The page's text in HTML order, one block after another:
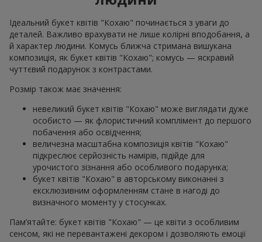
Ідеальний букет квітів "Кохаю" починається з уваги до
деталей. Важливо врахувати не лише колірні вподобання, а
й характер людини. Комусь ближча стримана вишукана
композиція, як букет квітів "Кохаю"; комусь — яскравий
чуттєвий подарунок з контрастами.
Розмір також має значення:
невеликий букет квітів "Кохаю" може виглядати дуже
особисто — як флористичний комплімент до першого
побачення або освідчення;
величезна масштабна композиція квітів "Кохаю"
підкреслює серйозність намірів, підійде для
урочистого зізнання або особливого подарунка;
букет квітів "Кохаю" в авторському виконанні з
ексклюзивним оформленням стане в нагоді до
визначного моменту у стосунках.
Пам’ятайте: букет квітів "Кохаю" — це квіти з особливим
сенсом, які не перевантажені декором і дозволяють емоції